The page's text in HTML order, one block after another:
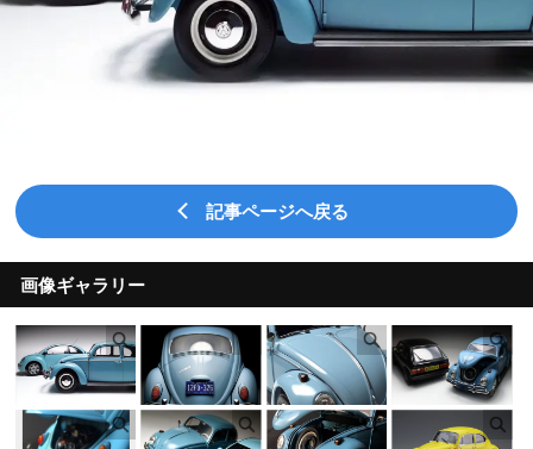
記事ページへ戻る
画像ギャラリー